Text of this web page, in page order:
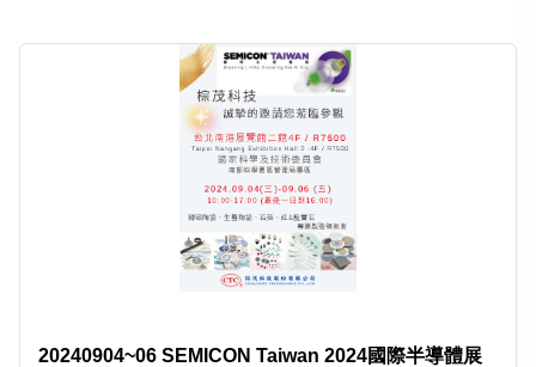
20240904~06 SEMICON Taiwan 2024國際半導體展